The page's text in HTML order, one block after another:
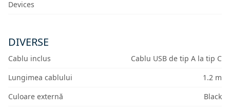
Devices
DIVERSE
Cablu inclus
Cablu USB de tip A la tip C
Lungimea cablului
1.2 m
Culoare externă
Black